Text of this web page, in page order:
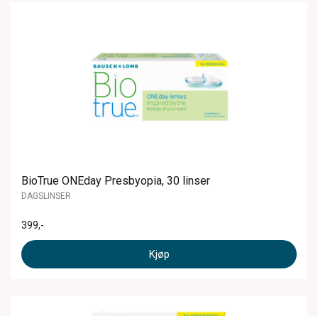
BioTrue ONEday Presbyopia, 30 linser
DAGSLINSER
399,-
Kjøp